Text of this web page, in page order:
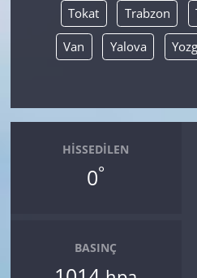
Tokat Trabzon
Van Yalova
HISSEDILEN
0°
BASINÇ